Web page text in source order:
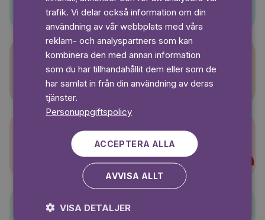
Sagasagor
Super-Charlie
trafik. Vi delar också information om din
användning av vår webbplats med våra
reklam- och analyspartners som kan
kombinera den med annan information
som du har tillhandahållit dem eller som de
har samlat in från din användning av deras
tjänster.
Personuppgiftspolicy
ACCEPTERA ALLA
AVVISA ALLT
VISA DETALJER